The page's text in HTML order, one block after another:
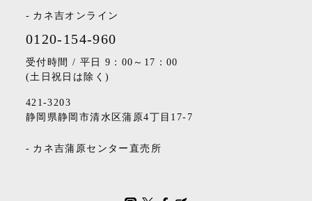
- カネ吉オンライン
0120-154-960
受付時間 / 平日 9：00～17：00
(土日祝日は除く)
421-3203
静岡県静岡市清水区蒲原4丁目17-7
- カネ吉蒲原センター直売所